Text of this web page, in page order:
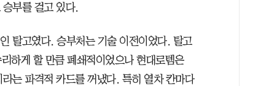
부를 걸고 있다.
탈고였다. 승부처는 기술 이전이었다. 탈고
하게 할 만큼 폐쇄적이었으나 현대로템은
는 파격적 카드를 꺼냈다. 특히 열차 칸마다